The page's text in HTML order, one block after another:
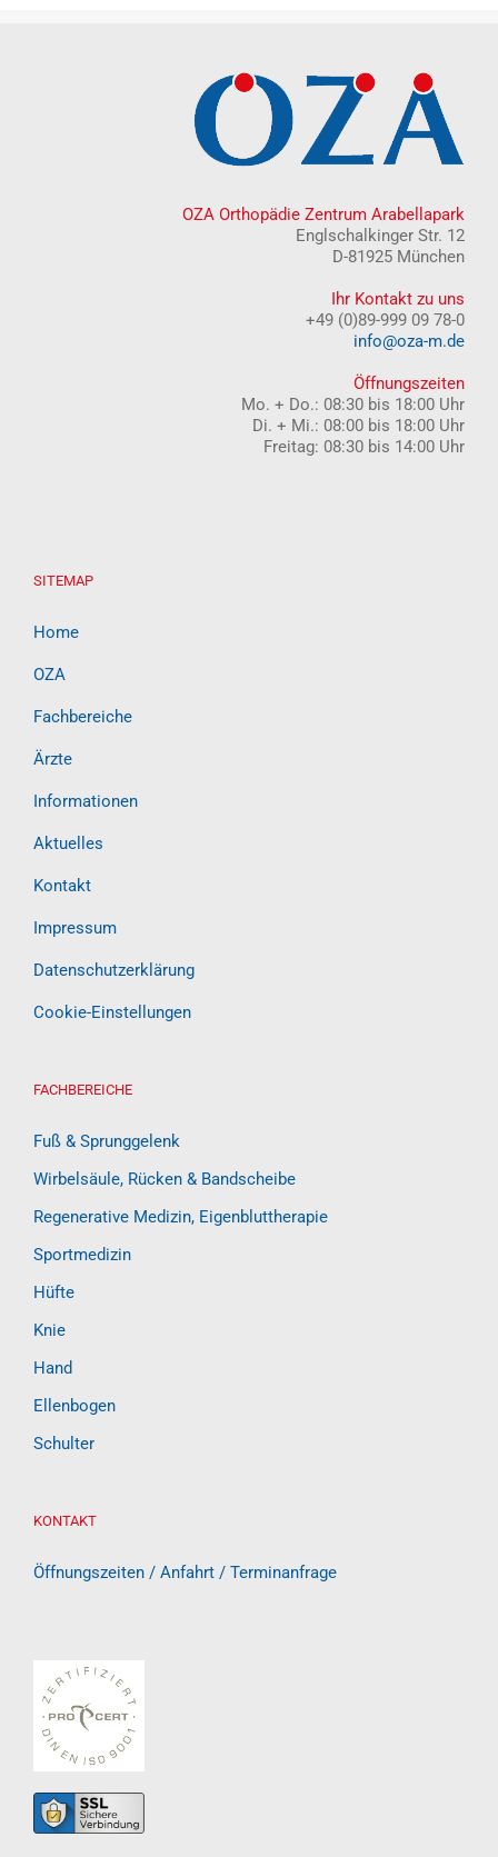
OZA Orthopädie Zentrum Arabellapark
Englschalkinger Str. 12
D-81925 München
Ihr Kontakt zu uns
+49 (0)89-999 09 78-0
info@oza-m.de
Öffnungszeiten
Mo. + Do.: 08:30 bis 18:00 Uhr
Di. + Mi.: 08:00 bis 18:00 Uhr
Freitag: 08:30 bis 14:00 Uhr
SITEMAP
Home
OZA
Fachbereiche
Ärzte
Informationen
Aktuelles
Kontakt
Impressum
Datenschutzerklärung
Cookie-Einstellungen
FACHBEREICHE
Fuß & Sprunggelenk
Wirbelsäule, Rücken & Bandscheibe
Regenerative Medizin, Eigenbluttherapie
Sportmedizin
Hüfte
Knie
Hand
Ellenbogen
Schulter
KONTAKT
Öffnungszeiten / Anfahrt / Terminanfrage